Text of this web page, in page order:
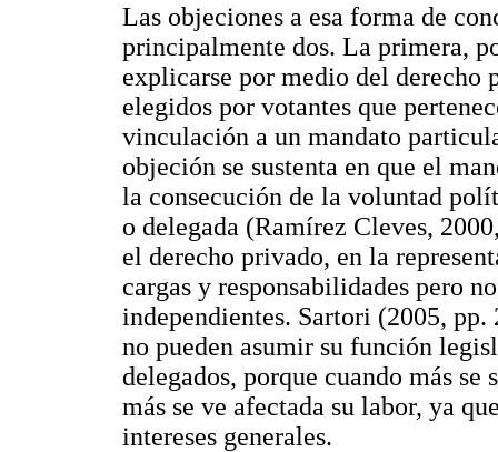
Las objeciones a esa forma de
principalmente dos. La primera,
explicarse por medio del derecho
elegidos por votantes que
vinculación a un mandato
objeción se sustenta en que el
la consecución de la voluntad
o delegada (Ramírez Cleves,
el derecho privado, en la
cargas y responsabilidades pero
independientes. Sartori (2005, pp.
no pueden asumir su función
delegados, porque cuando más
más se ve afectada su labor, ya
intereses generales.